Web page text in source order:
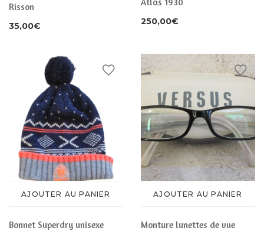
Risson
35,00€ 250,00€
AJOUTER AU PANIER
Bonnet Superdry unisexe
AJOUTER AU PANIER
Monture lunettes de vue